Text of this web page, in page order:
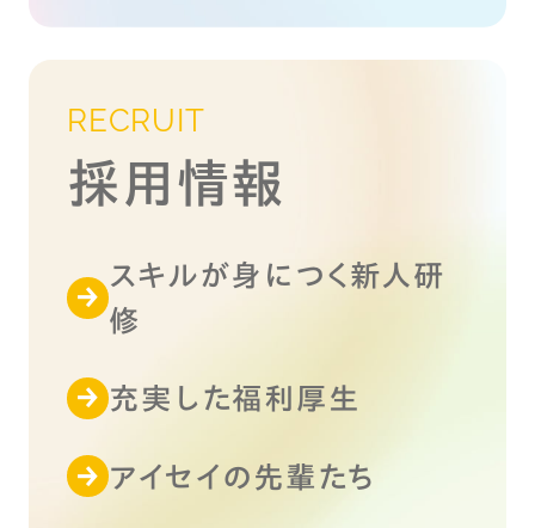
RECRUIT
採用情報
スキルが身につく新人研
修
充実した福利厚生
アイセイの先輩たち